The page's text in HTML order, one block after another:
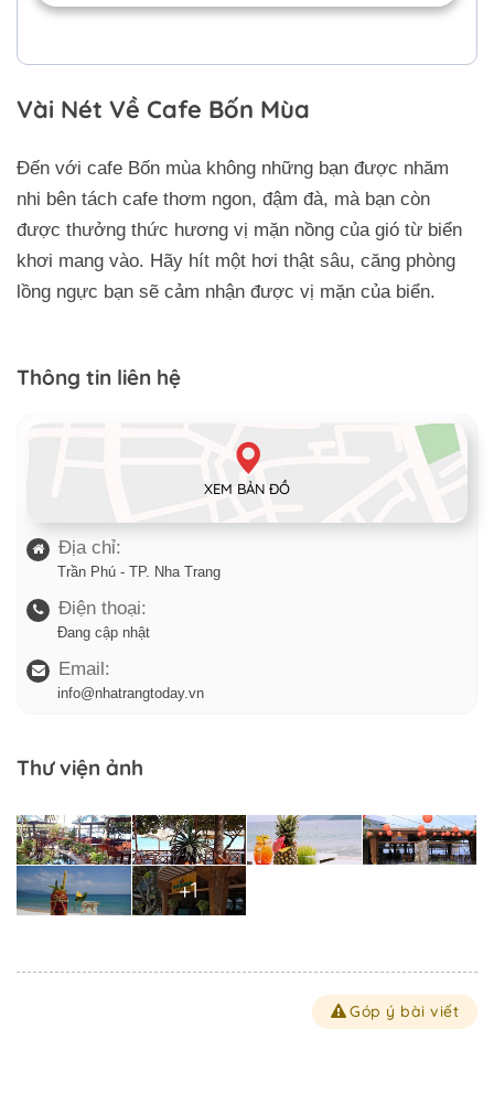
Vài Nét Về Cafe Bốn Mùa
Đến với cafe Bốn mùa không những bạn được nhăm
nhi bên tách cafe thơm ngon, đậm đà, mà bạn còn
được thưởng thức hương vị mặn nồng của gió từ biển
khơi mang vào. Hãy hít một hơi thật sâu, căng phòng
lồng ngực bạn sẽ cảm nhận được vị mặn của biển.
Thông tin liên hệ
XEM BẢN ĐỒ
Địa chỉ:
Trần Phú - TP. Nha Trang
Điện thoại:
Đang cập nhật
Email:
info@nhatrangtoday.vn
Thư viện ảnh
+1
Góp ý bài viết